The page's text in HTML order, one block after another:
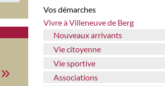
Vos démarches
Vivre à Villeneuve de Berg
Nouveaux arrivants
Vie citoyenne
Vie sportive
Associations